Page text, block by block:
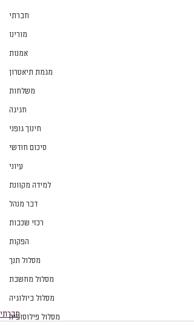
חברתי
מורינו
אמנות
מגמת תיאטרון
משלחות
חגיגה
חינוך גופני
סיכום חודשי
עיוני
למידה מקוונת
דבר מנהל
רכזי שכבות
הפקות
מסלול תנך
מסלול מחשבת
מסלול ביולוגיה
מסלול פילוסופיהחברתי